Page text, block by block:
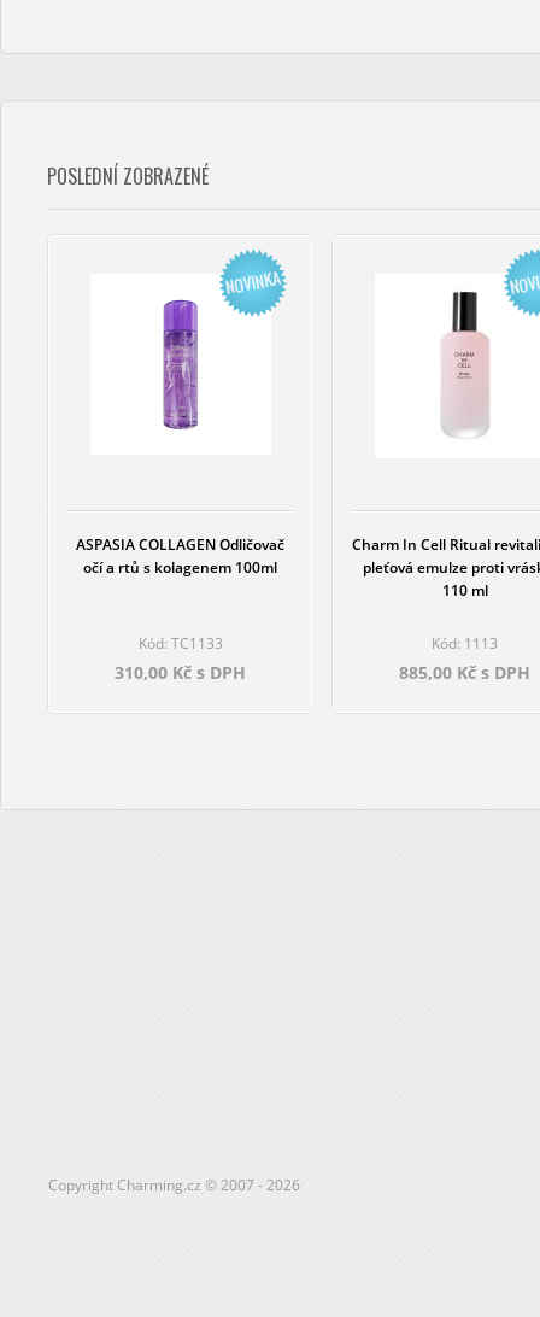
POSLEDNÍ ZOBRAZENÉ
ASPASIA COLLAGEN Odličovač
očí a rtů s kolagenem 100ml
Kód: TC1133
310,00 Kč s DPH
Charm In Cell Ritual
pleťová emulze proti
110 ml
Kód: 1113
885,00 Kč s DPH
Copyright Charming.cz © 2007 - 2026